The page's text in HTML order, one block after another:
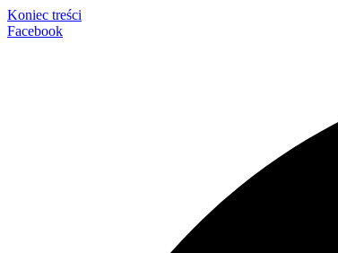
Koniec treści
Facebook